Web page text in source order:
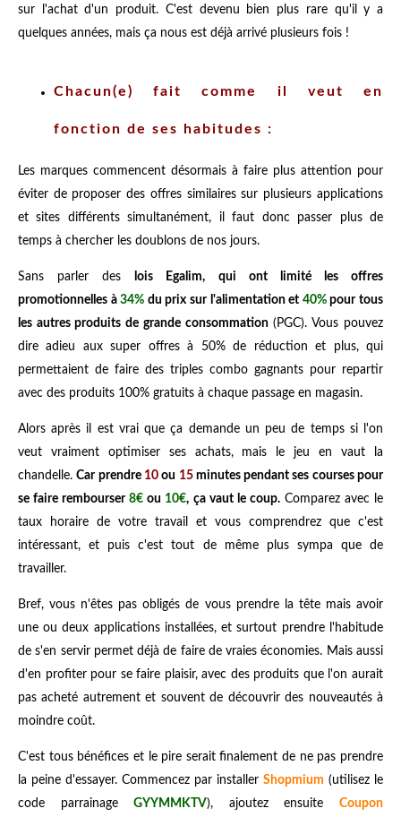
sur l'achat d'un produit. C'est devenu bien plus rare qu'il y a
quelques années, mais ça nous est déjà arrivé plusieurs fois !
Chacun(e) fait comme il veut en
fonction de ses habitudes :
Les marques commencent désormais à faire plus attention pour
éviter de proposer des offres similaires sur plusieurs applications
et sites différents simultanément, il faut donc passer plus de
temps à chercher les doublons de nos jours.
Sans parler des
lois Egalim, qui ont limité les offres
promotionnelles à34% du prix sur l'alimentation et 40%pour tous
les autres produits de grande consommation(PGC). Vous pouvez
dire adieu aux super offres à 50% de réduction et plus, qui
permettaient de faire des triples combo gagnants pour repartir
avec des produits 100% gratuits à chaque passage en magasin.
Alors après il est vrai que ça demande un peu de temps si l'on
veut vraiment optimiser ses achats, mais le jeu en vaut la
chandelle.Car prendre 10ou 15minutes pendant ses courses pour
se faire rembourser8€ ou 10€, ça vaut le coup.Comparez avec le
taux horaire de votre travail et vous comprendrez que c'est
intéressant, et puis c'est tout de même plus sympa que de
travailler.
Bref, vous n'êtes pas obligés de vous prendre la tête mais avoir
une ou deux applications installées, et surtout prendre l'habitude
de s'en servir permet déjà de faire de vraies économies. Mais aussi
d'en profiter pour se faire plaisir, avec des produits que l'on aurait
pas acheté autrement et souvent de découvrir des nouveautés à
moindre coût.
C'est tous bénéfices et le pire serait finalement de ne pas prendre
la peine d'essayer. Commencez par installer Shopmium (utilisez le
code parrainageGYYMMKTV), ajoutez ensuiteCoupon